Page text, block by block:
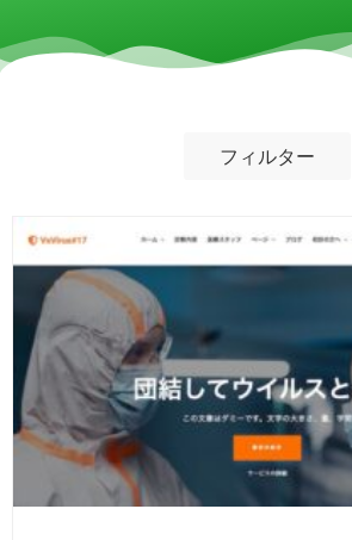
フィルター